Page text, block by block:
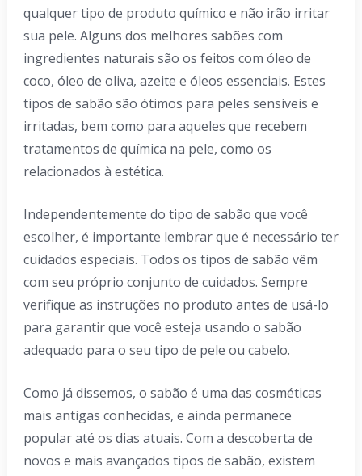
qualquer tipo de produto químico e não irão irritar
sua pele. Alguns dos melhores sabões com
ingredientes naturais são os feitos com óleo de
coco, óleo de oliva, azeite e óleos essenciais. Estes
tipos de sabão são ótimos para peles sensíveis e
irritadas, bem como para aqueles que recebem
tratamentos de química na pele, como os
relacionados à estética.
Independentemente do tipo de sabão que você
escolher, é importante lembrar que é necessário ter
cuidados especiais. Todos os tipos de sabão vêm
com seu próprio conjunto de cuidados. Sempre
verifique as instruções no produto antes de usá-lo
para garantir que você esteja usando o sabão
adequado para o seu tipo de pele ou cabelo.
Como já dissemos, o sabão é uma das cosméticas
mais antigas conhecidas, e ainda permanece
popular até os dias atuais. Com a descoberta de
novos e mais avançados tipos de sabão, existem